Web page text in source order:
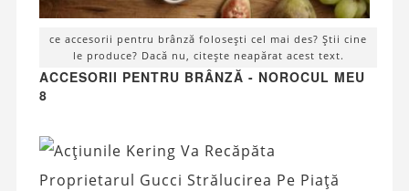
ce accesorii pentru brânză folosești cel mai des? Știi cine
le produce? Dacă nu, citește neapărat acest text.
ACCESORII PENTRU BRÂNZĂ - NOROCUL MEU
8